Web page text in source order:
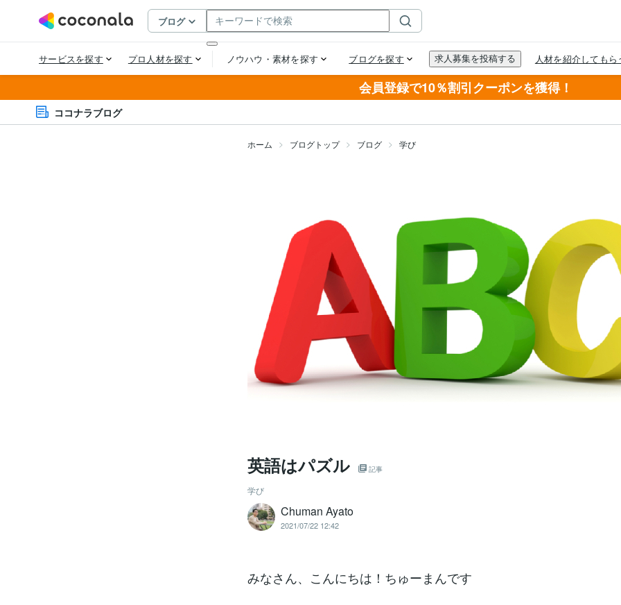
会員登録で10％割引クーポンを獲得！
ココナラブログ
ホーム ブログトップ ブログ 学び
英語はパズル 記事
学び
Chuman Ayato
2021/07/22 12:42
みなさん、こんにちは！ちゅーまんです